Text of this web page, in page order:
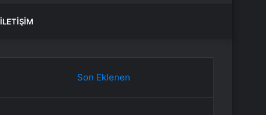
İLETIŞIM
Son Eklenen